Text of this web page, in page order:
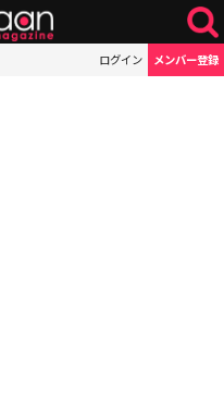
ログイン メンバー登録